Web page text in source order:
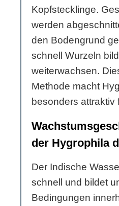
Kopfstecklinge.
werden
den Bodengrund
schnell Wurzeln
weiterwachsen.
Methode macht
besonders attraktiv
der Hygrophila
Der Indische
schnell und bildet
Bedingungen